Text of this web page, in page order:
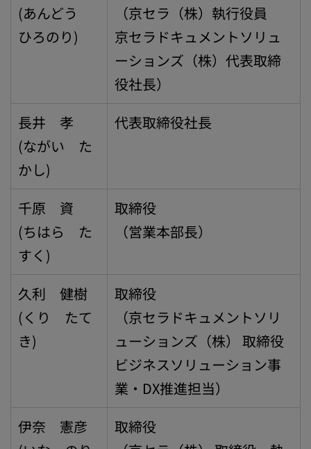
(あんどう
ひろのり)
（京セラ（株）執行役員
京セラドキュメントソリュ
ーションズ（株）代表取締
役社長）
長井 孝
(ながい た
かし)
代表取締役社長
千原 資
(ちはら た
すく)
取締役
（営業本部長）
久利 健樹
(くり たて
き)
取締役
（京セラドキュメントソリ
ューションズ（株） 取締役
ビジネスソリューション事
業・DX推進担当）
伊奈 憲彦
取締役